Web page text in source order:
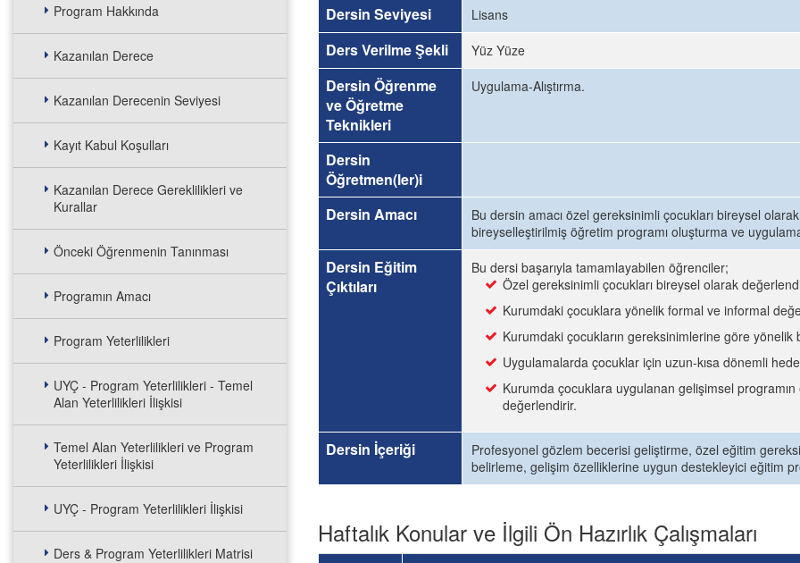
Program Hakkında
Kazanılan Derece
Kazanılan Derecenin Seviyesi
Kayıt Kabul Koşulları
Kazanılan Derece Gereklilikleri ve
Kurallar
Önceki Öğrenmenin Tanınması
Programın Amacı
Program Yeterlilikleri
UYÇ - Program Yeterlilikleri - Temel
Alan Yeterlilikleri İlişkisi
Temel Alan Yeterlilikleri ve Program
Yeterlilikleri İlişkisi
UYÇ - Program Yeterlilikleri İlişkisi
Ders & Program Yeterlilikleri Matrisi
Dersin Seviyesi Lisans
Ders Verilme Şekli Yüz Yüze
Dersin Öğrenme
ve Öğretme
Teknikleri
Uygulama-Alıştırma.
Dersin
Öğretmen(ler)i
Dersin Amacı
Bu dersin amacı özel gereksinimli çocukları bireysel
bireyselleştirilmiş öğretim programı oluşturma ve
Dersin Eğitim
Çıktıları
Bu dersi başarıyla tamamlayabilen öğrenciler;
Özel gereksinimli çocukları bireysel olarak
Kurumdaki çocuklara yönelik formal ve informal
Kurumdaki çocukların gereksinimlerine göre yönelik
Uygulamalarda çocuklar için uzun-kısa dönemli
Kurumda çocuklara uygulanan gelişimsel
değerlendirir.
Dersin İçeriği
Profesyonel gözlem becerisi geliştirme, özel eğitim
belirleme, gelişim özelliklerine uygun destekleyici eğitim
Haftalık Konular ve İlgili Ön Hazırlık Çalışmaları